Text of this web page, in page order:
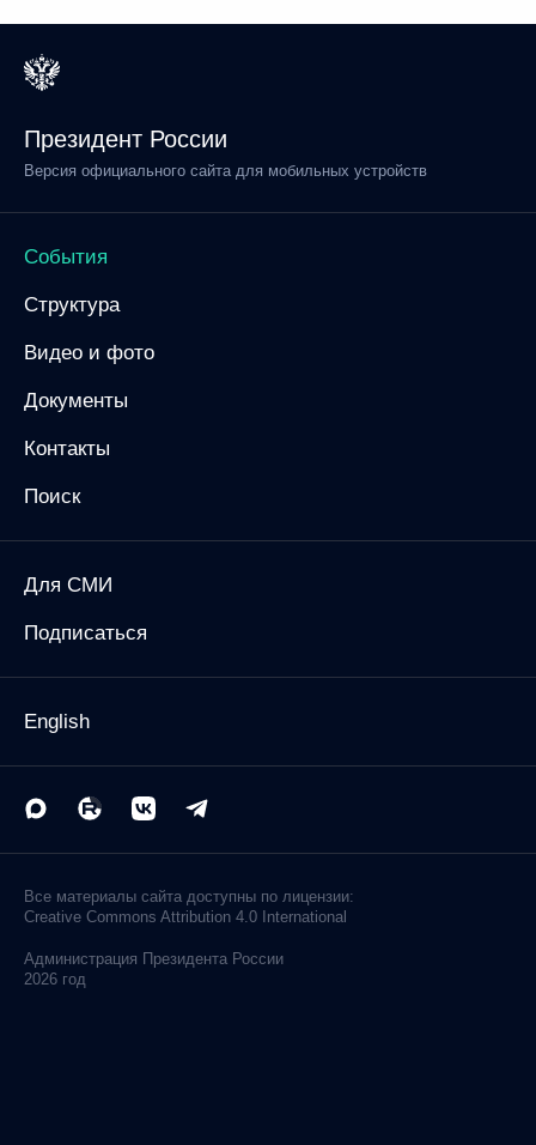
Президент России
Версия официального сайта для мобильных устройств
События
Структура
Видео и фото
Документы
Контакты
Поиск
Для СМИ
Подписаться
English
Все материалы сайта доступны по лицензии:
Creative Commons Attribution 4.0 International
Администрация Президента России
2026 год